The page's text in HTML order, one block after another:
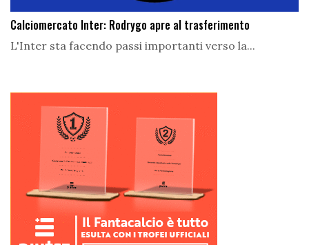
Calciomercato Inter: Rodrygo apre al trasferimento
L'Inter sta facendo passi importanti verso la...